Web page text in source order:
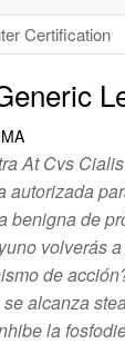
Certification
At Cvs
autorizada
benigna de
volverás
de
alcanza
la